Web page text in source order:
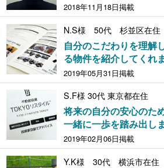
2018年11月18日掲載
N.S様 50代 杉並区在住
自分のこだわりを理解
る物件を紹介してくれ
2019年05月31日掲載
S.F様 30代 東京都在住
将来の自分の安心のた
一緒に一歩を踏み出し
2019年02月06日掲載
Y.K様 30代 横浜市在住